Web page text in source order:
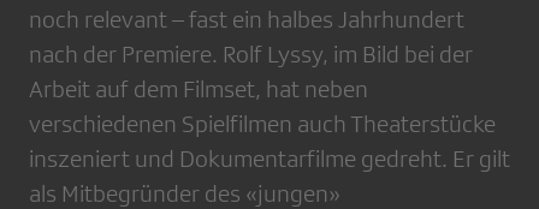
noch relevant – fast ein halbes Jahrhundert
nach der Premiere. Rolf Lyssy, im Bild bei der
Arbeit auf dem Filmset, hat neben
verschiedenen Spielfilmen auch Theaterstücke
inszeniert und Dokumentarfilme gedreht. Er gilt
als Mitbegründer des «jungen»